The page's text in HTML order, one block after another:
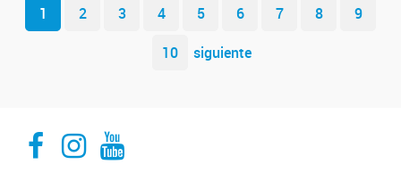
Navegador de artículos
1 2 3 4 5 6 7 8
9
10
siguiente
INECOA CONICET UNJuINECOA CONICET UNJuINECOA CONICET UNJu